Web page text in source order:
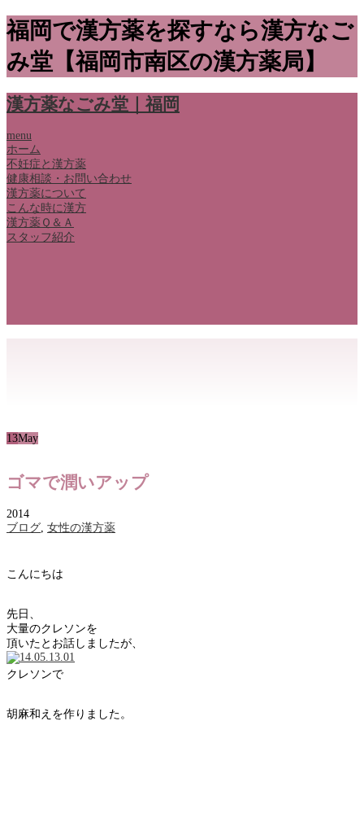
福岡で漢方薬を探すなら漢方なご
み堂【福岡市南区の漢方薬局】
漢方薬なごみ堂｜福岡
menu
ホーム
不妊症と漢方薬
健康相談・お問い合わせ
漢方薬について
こんな時に漢方
漢方薬Ｑ＆Ａ
スタッフ紹介
13May
ゴマで潤いアップ
2014
ブログ, 女性の漢方薬
こんにちは
先日、
大量のクレソンを
頂いたとお話しましたが、
クレソンで
胡麻和えを作りました。